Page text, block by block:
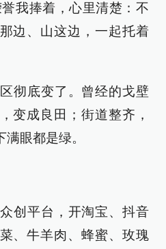
我捧着，心里清楚：不
边、山这边，一起托着
彻底变了。曾经的戈壁
变成良田；街道整齐，
眼都是绿。
创平台，开淘宝、抖音
、牛羊肉、蜂蜜、玫瑰